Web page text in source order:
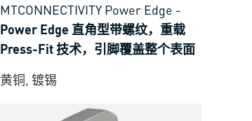
MTCONNECTIVITY Power Edge -
Power Edge 直角型带螺纹，重载
Press-Fit 技术，引脚覆盖整个表面
黄铜, 镀锡